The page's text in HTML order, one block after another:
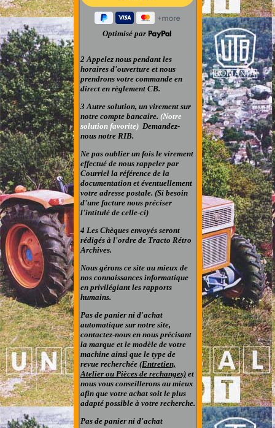
Optimisé par
2 Appelez nous pendant les
horaires d'ouverture et nous
prendrons votre commande en
direct en règlement CB.
3 Autre solution, un virement sur
notre compte bancaire. (Notre
solution favorite) Demandez-
nous notre RIB.
Ne pas oublier un fois le virement
effectué de nous rappeler par
Courriel la référence de la
documentation et éventuellement
votre adresse postale. (Si besoin
d'une facture nous préciser
l'intitulé de celle-ci)
4 Les Chèques envoyés seront
rédigés à l'ordre de Tracto Rétro
Archives.
Nous gérons ce site au mieux de
nos connaissances informatique
en privilégiant les rapports
humains.
Pas de panier ni d'achat
automatique sur notre site,
contactez-nous en nous précisant
la marque et le modèle de votre
machine ainsi que le type de
revue recherchée (Entretien,
Atelier ou Pièces de rechanges)et
nous vous conseillerons au mieux
afin que votre achat soit le plus
adapté possible à votre recherche.
Pas de panier ni d'achat